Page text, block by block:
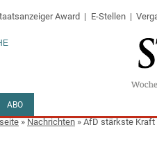
Award E-Stellen
ABO
»Nachrichten»AfD stärkste Kraft